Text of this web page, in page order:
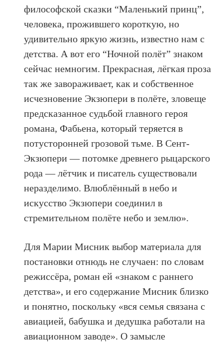
философской сказки “Маленький принц”,
человека, прожившего короткую, но
удивительно яркую жизнь, известно нам с
детства. А вот его “Ночной полёт” знаком
сейчас немногим. Прекрасная, лёгкая проза
так же завораживает, как и собственное
исчезновение Экзюпери в полёте, зловеще
предсказанное судьбой главного героя
романа, Фабьена, который теряется в
потусторонней грозовой тьме. В Сент-
Экзюпери — потомке древнего рыцарского
рода — лётчик и писатель существовали
неразделимо. Влюблённый в небо и
искусство Экзюпери соединил в
стремительном полёте небо и землю».
Для Марии Мисник выбор материала для
постановки отнюдь не случаен: по словам
режиссёра, роман ей «знаком с раннего
детства», и его содержание Мисник близко
и понятно, поскольку «вся семья связана с
авиацией, бабушка и дедушка работали на
авиационном заводе». О замысле